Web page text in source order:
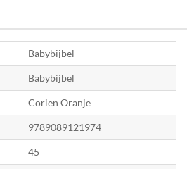
Babybijbel
Babybijbel
Corien Oranje
9789089121974
45